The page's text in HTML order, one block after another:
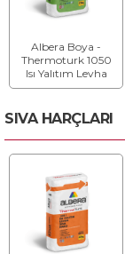
Albera Boya -
Thermoturk 1050
Isı Yalıtım Levha
Yapıştırma Harcı -
Harcı
SIVA HARÇLARI